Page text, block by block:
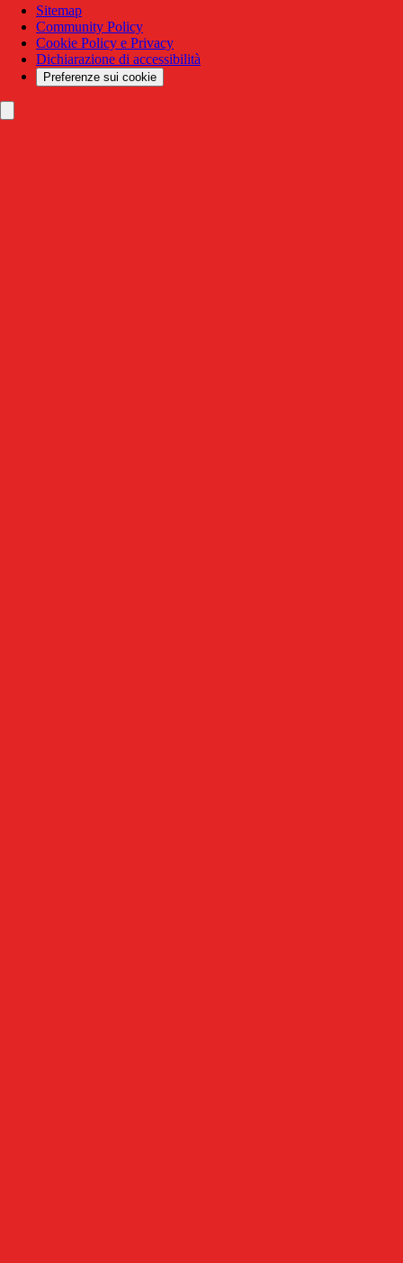
Sitemap
Community Policy
Cookie Policy e Privacy
Dichiarazione di accessibilità
Preferenze sui cookie